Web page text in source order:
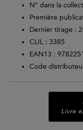
N° dans la
Première
Dernier tirage :
CLIL : 3385
EAN13 :
Code
Livre